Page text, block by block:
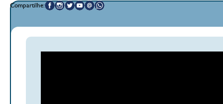
Compartilhe: